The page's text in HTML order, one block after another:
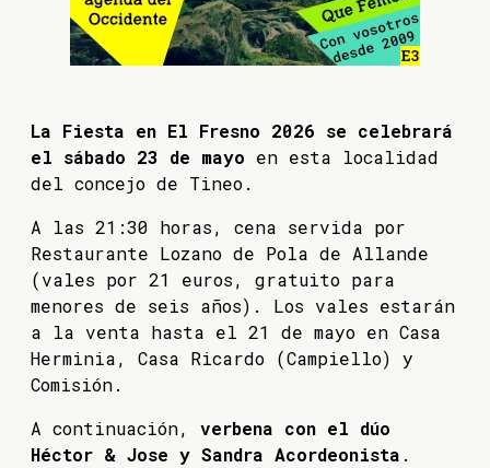
La Fiesta en El Fresno 2026 se celebrará
el sábado 23 de mayo en esta localidad
del concejo de Tineo.
A las 21:30 horas, cena servida por
Restaurante Lozano de Pola de Allande
(vales por 21 euros, gratuito para
menores de seis años). Los vales estarán
a la venta hasta el 21 de mayo en Casa
Herminia, Casa Ricardo (Campiello) y
Comisión.
A continuación, verbena con el dúo
Héctor & Jose y Sandra Acordeonista .